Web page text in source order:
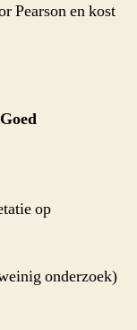
Pearson en kost
Goed
op
onderzoek)